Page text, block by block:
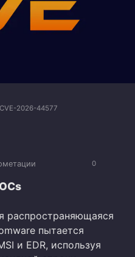
CVE-2026-44577
0
распространяющаяся
пытается
и EDR, используя